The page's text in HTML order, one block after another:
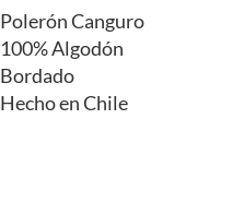
Polerón Canguro
100% Algodón
Bordado
Hecho en Chile